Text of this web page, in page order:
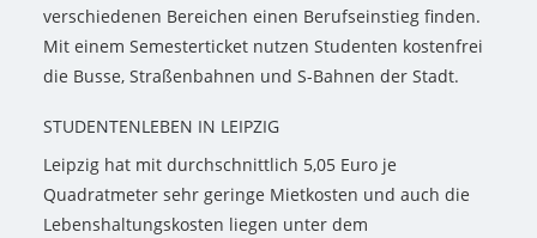
verschiedenen Bereichen einen Berufseinstieg finden.
Mit einem Semesterticket nutzen Studenten kostenfrei
die Busse, Straßenbahnen und S-Bahnen der Stadt.
STUDENTENLEBEN IN LEIPZIG
Leipzig hat mit durchschnittlich 5,05 Euro je
Quadratmeter sehr geringe Mietkosten und auch die
Lebenshaltungskosten liegen unter dem